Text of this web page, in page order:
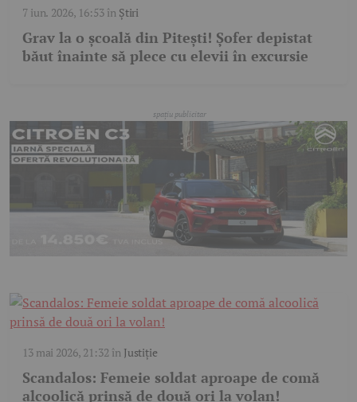
7 iun. 2026, 16:53în Știri
Grav la o școală din Pitești! Șofer depistat
băut înainte să plece cu elevii în excursie
13 mai 2026, 21:32 în Justiție
Scandalos: Femeie soldat aproape de comă
alcoolică prinsă de două ori la volan!